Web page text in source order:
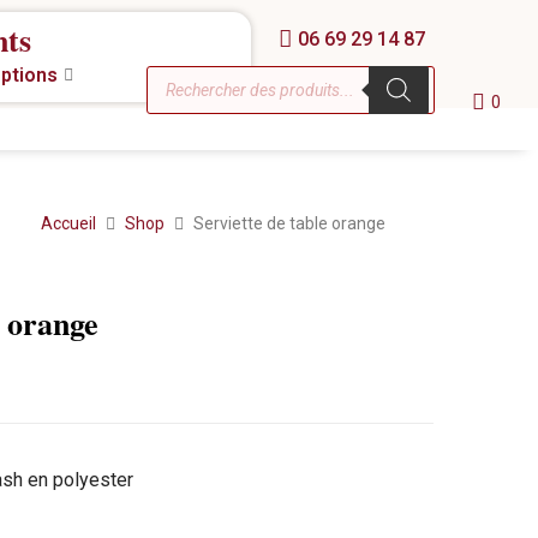
06 69 29 14 87
0
Accueil Shop Serviette de table orange
en polyester